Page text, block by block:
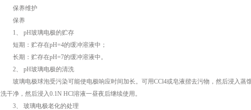
保养维护
保养
1、 pH玻璃电极的贮存
短期：贮存在pH=4的缓冲溶液中；
长期：贮存在pH=7的缓冲溶液中。
2、 pH玻璃电极的清洗
玻璃电极球泡受污染可能使电极响应时间加长。可用CCl4或皂液揩去污物，然后浸入蒸
洗干净，然后浸入0.1N HCl溶液一昼夜后继续使用。
3、 玻璃电极老化的处理